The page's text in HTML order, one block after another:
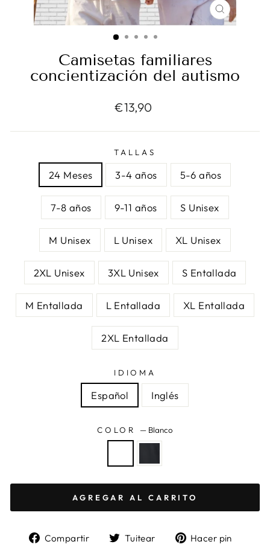
CERRAR
(ESC)
Camisetas familiares
concientización del autismo
Precio
€13,90
TALLAS
24 Meses 3-4 años 5-6 años
7-8 años 9-11 años S Unisex
M Unisex L Unisex XL Unisex
2XL Unisex 3XL Unisex S Entallada
M Entallada L Entallada XL Entallada
2XL Entallada
IDIOMA
Español Inglés
COLOR — Blanco
AGREGAR AL CARRITO
Compartir
Compartir
Tuitear
TuitearHacer pin